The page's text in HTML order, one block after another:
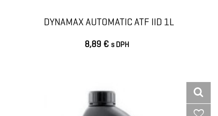
DYNAMAX AUTOMATIC ATF IID 1L
8,89 € s DPH